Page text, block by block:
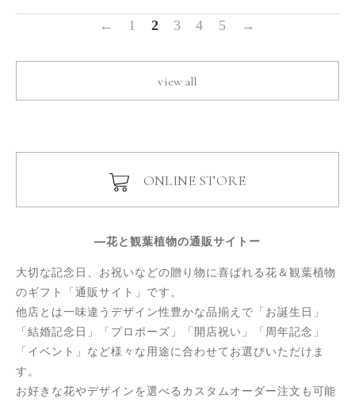
← 1 2 3 4 5 →
view all
ONLINE STORE
―花と観葉植物の通販サイトー
大切な記念日、お祝いなどの贈り物に喜ばれる花＆観葉植物
のギフト「通販サイト」です。
他店とは一味違うデザイン性豊かな品揃えで「お誕生日」
「結婚記念日」「プロポーズ」「開店祝い」「周年記念」
「イベント」など様々な用途に合わせてお選びいただけま
す。
お好きな花やデザインを選べるカスタムオーダー注文も可能